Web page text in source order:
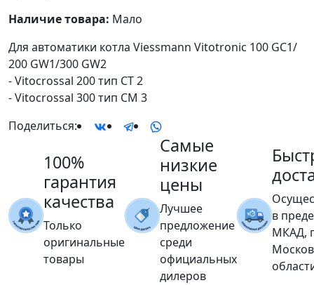
Наличие товара: Мало
Для автоматики котла Viessmann Vitotronic 100 GC1/
200 GW1/300 GW2
- Vitocrossal 200 тип CT 2
- Vitocrossal 300 тип СМ 3
Поделиться:
100%
гарантия
качества
Только
оригинальные
товары
Самые
низкие
цены
Лучшее
предложение
среди
официальных
дилеров
в
МКАД,